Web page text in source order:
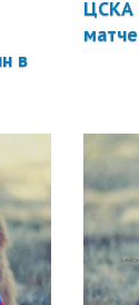
в
ЦСКА